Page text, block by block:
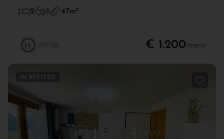
2 1 47m2
AFF08 € 1.200/mese
IN AFFITTO